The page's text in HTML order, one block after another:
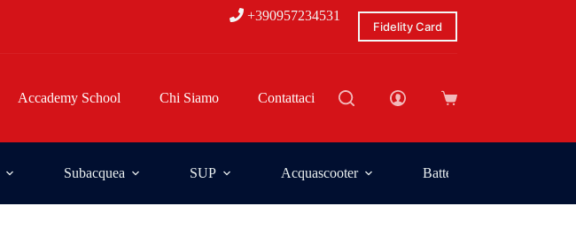
+390957234531
Fidelity Card
Accademy School Chi Siamo Contattaci
Subacquea SUP Acquascooter Batterie